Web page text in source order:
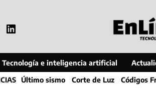
Linkedin
Tecnología e inteligencia artificial
Último sismo Corte de Luz Códigos